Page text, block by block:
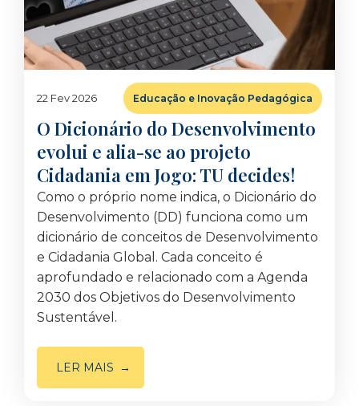
22 Fev 2026 Educação e Inovação Pedagógica
O Dicionário do Desenvolvimento
evolui e alia-se ao projeto
Cidadania em Jogo: TU decides!
Como o próprio nome indica, o Dicionário do
Desenvolvimento (DD) funciona como um
dicionário de conceitos de Desenvolvimento
e Cidadania Global. Cada conceito é
aprofundado e relacionado com a Agenda
2030 dos Objetivos do Desenvolvimento
Sustentável.
LER MAIS